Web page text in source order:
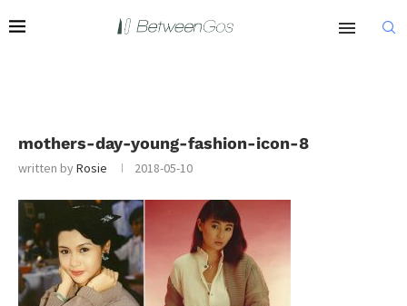
mothers-day-young-fashion-icon-8
written byRosie 2018-05-10